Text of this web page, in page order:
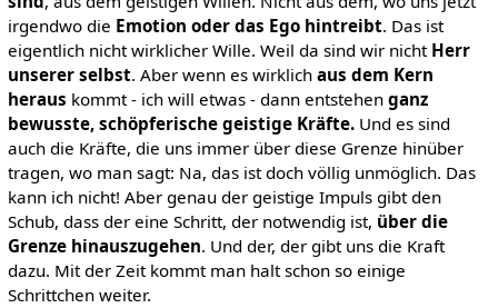
irgendwo die Emotion oder das Ego hintreibt. Das ist
eigentlich nicht wirklicher Wille. Weil da sind wir nicht Herr
unserer selbst. Aber wenn es wirklich aus dem Kern
heraus kommt - ich will etwas - dann entstehen ganz
bewusste, schöpferische geistige Kräfte.Und es sind
auch die Kräfte, die uns immer über diese Grenze hinüber
tragen, wo man sagt: Na, das ist doch völlig unmöglich. Das
kann ich nicht! Aber genau der geistige Impuls gibt den
Schub, dass der eine Schritt, der notwendig ist, über die
Grenze hinauszugehen. Und der, der gibt uns die Kraft
dazu. Mit der Zeit kommt man halt schon so einige
Schrittchen weiter.